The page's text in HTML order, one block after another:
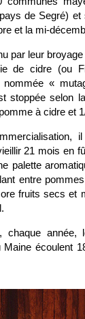
de Segré)
et la mi-
par leur
de cidre (ou
nommée «
stoppée selon
à cidre et
21 mois en
palette
entre
fruits secs et
chaque année,
Maine écoulent